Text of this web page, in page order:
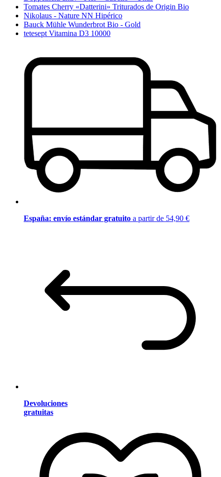
Tomates Cherry «Datterini» Triturados de Origin Bio
Nikolaus - Nature NN Hipérico
Bauck Mühle Wunderbrot Bio - Gold
tetesept Vitamina D3 10000
España: envío estándar gratuito a partir de 54,90 €
Devoluciones
gratuitas